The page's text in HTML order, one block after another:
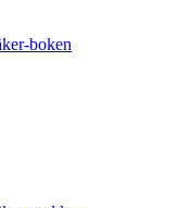
boken